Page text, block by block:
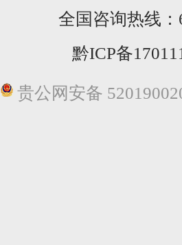
全国咨询热线：
黔ICP备
贵公网安备